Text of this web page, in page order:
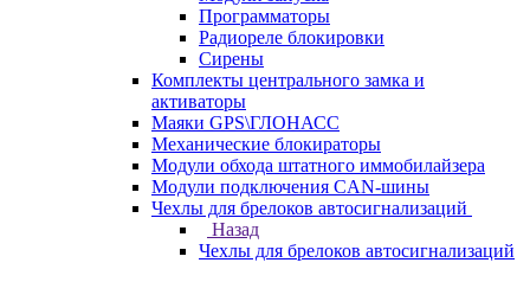
Программаторы
Радиореле блокировки
Сирены
Комплекты центрального замка и
активаторы
Маяки GPS\ГЛОНАСС
Механические блокираторы
Модули обхода штатного иммобилайзера
Модули подключения CAN-шины
Чехлы для брелоков автосигнализаций
Назад
Чехлы для брелоков автосигнализаций